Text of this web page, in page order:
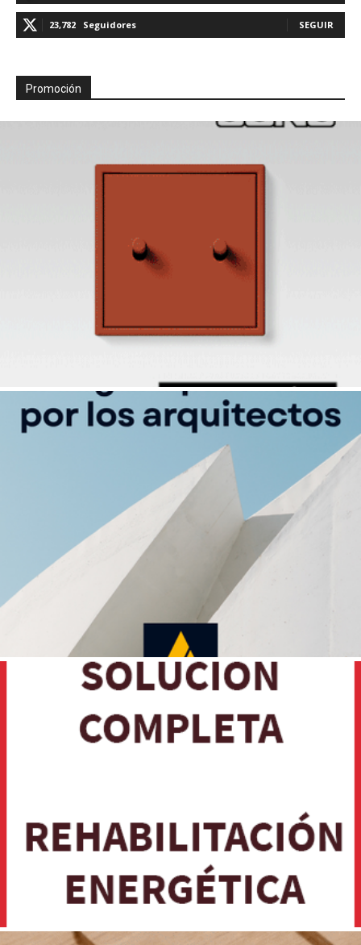
23,782 Seguidores SEGUIR
Promoción